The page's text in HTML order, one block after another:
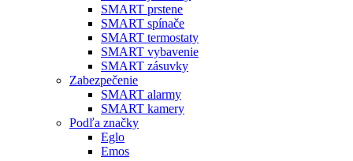
SMART prstene
SMART spínače
SMART termostaty
SMART vybavenie
SMART zásuvky
Zabezpečenie
SMART alarmy
SMART kamery
Podľa značky
Eglo
Emos